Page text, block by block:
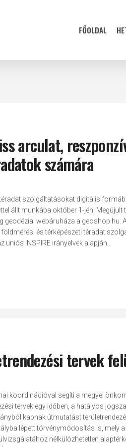
FŐOLDAL
arculat,
számára
szolgáltatásokat digitális
állt munkába október 1-jén.
geodéziai webáruháza a
és térképészeti téradat
INSPIRE irányelvek alapján...
tervek
koordinációval segíti a megyei
tervek egy időben, a hatályos
kapnak útmutatást
lépett törvénymódosítás is, mely
nélkülözhetetlen